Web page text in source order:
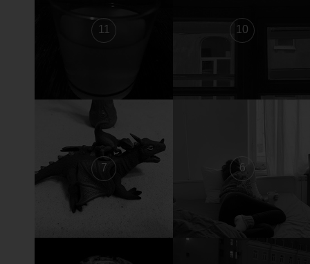
11 10
7 6